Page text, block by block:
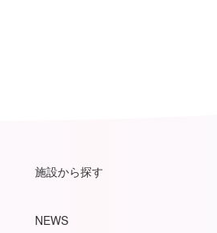
施設から探す
NEWS